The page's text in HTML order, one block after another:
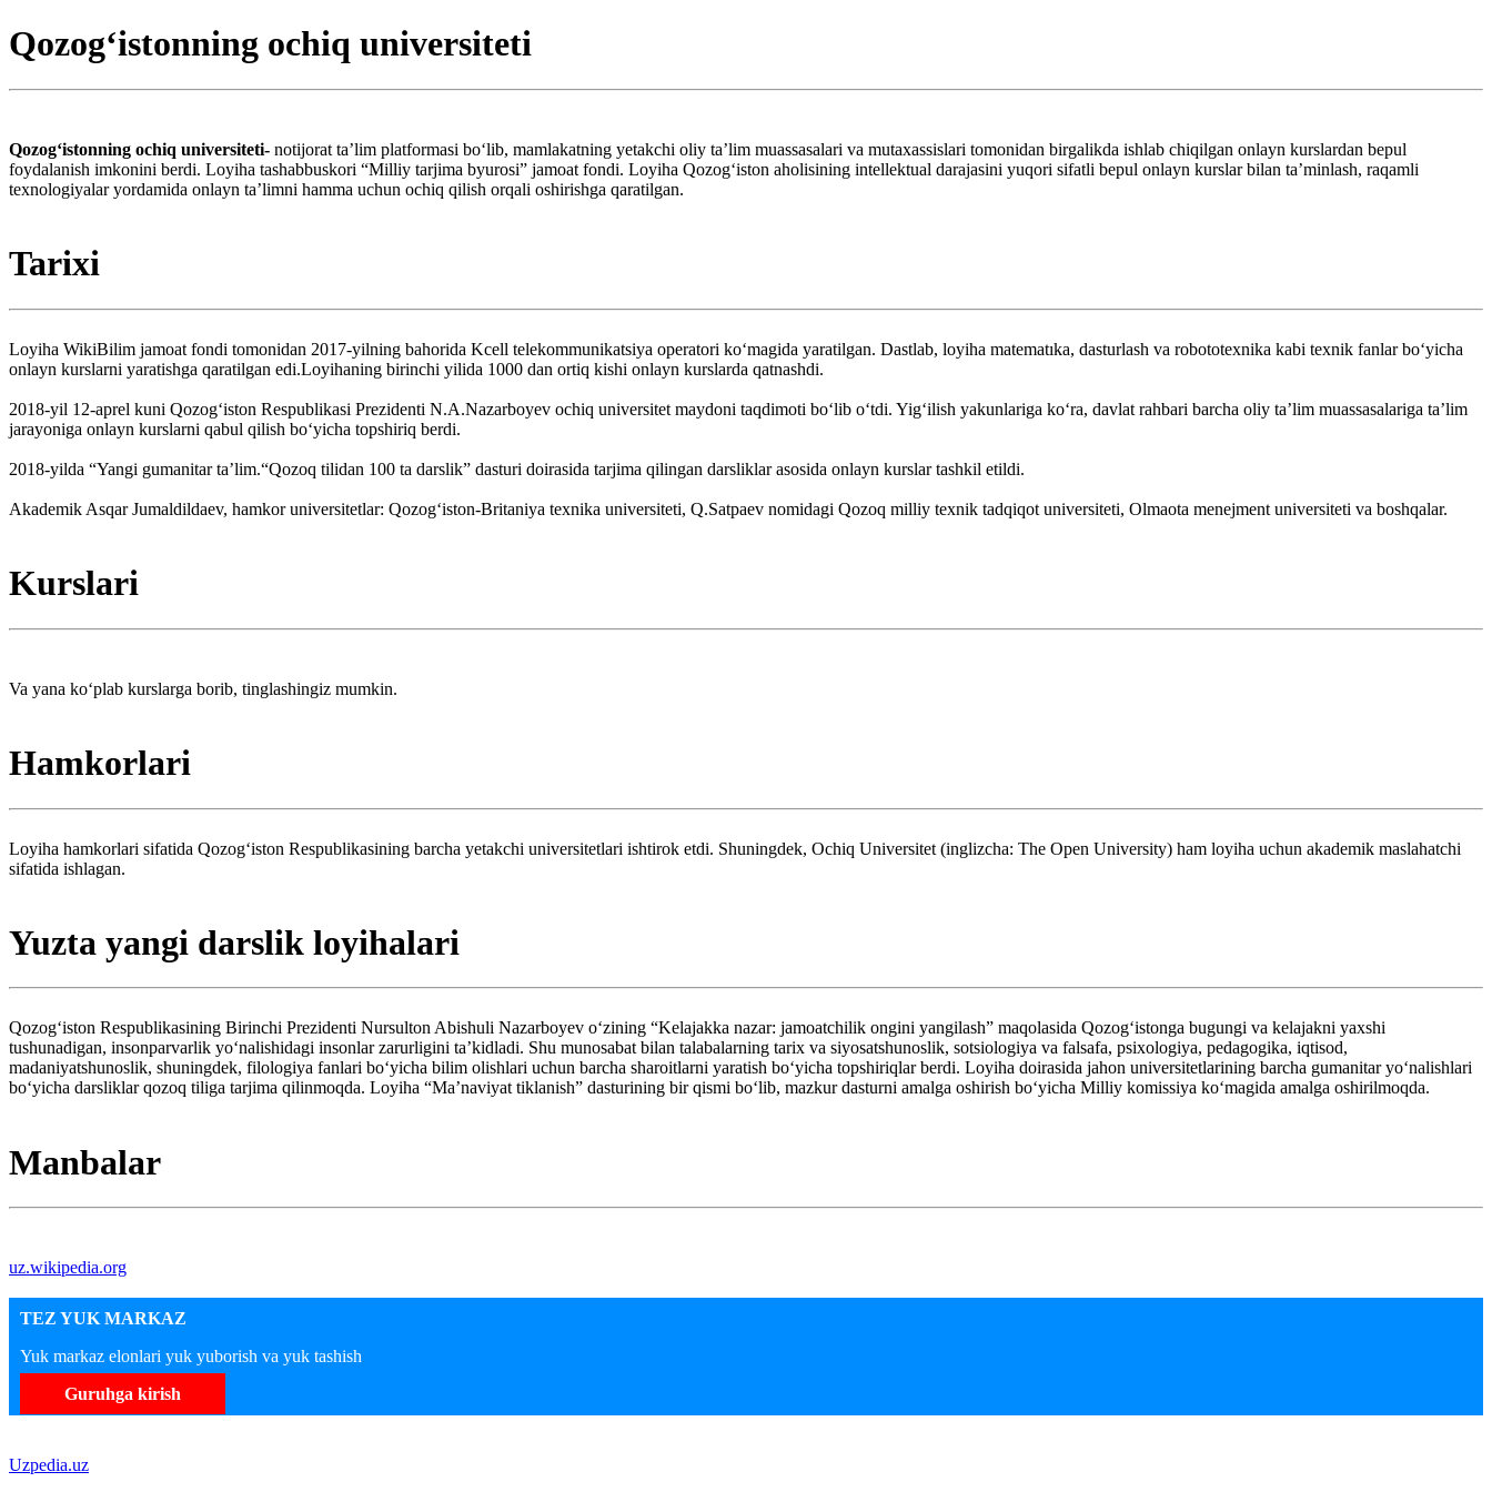
Qozog‘istonning ochiq universiteti
Qozogʻistonning ochiq universiteti- notijorat ta’lim platformasi boʻlib, mamlakatning yetakchi oliy ta’lim muassasalari va mutaxassislari tomonidan birgalikda ishlab chiqilgan onlayn kurslardan bepul
foydalanish imkonini berdi. Loyiha tashabbuskori “Milliy tarjima byurosi” jamoat fondi. Loyiha Qozogʻiston aholisining intellektual darajasini yuqori sifatli bepul onlayn kurslar bilan ta’minlash, raqamli
texnologiyalar yordamida onlayn ta’limni hamma uchun ochiq qilish orqali oshirishga qaratilgan.
Tarixi
Loyiha WikiBilim jamoat fondi tomonidan 2017-yilning bahorida Kcell telekommunikatsiya operatori koʻmagida yaratilgan. Dastlab, loyiha matematıka, dasturlash va robototexnika kabi texnik fanlar boʻyicha
onlayn kurslarni yaratishga qaratilgan edi.Loyihaning birinchi yilida 1000 dan ortiq kishi onlayn kurslarda qatnashdi.
2018-yil 12-aprel kuni Qozogʻiston Respublikasi Prezidenti N.A.Nazarboyev ochiq universitet maydoni taqdimoti boʻlib oʻtdi. Yigʻilish yakunlariga koʻra, davlat rahbari barcha oliy ta’lim muassasalariga ta’lim
jarayoniga onlayn kurslarni qabul qilish boʻyicha topshiriq berdi.
2018-yilda “Yangi gumanitar ta’lim.“Qozoq tilidan 100 ta darslik” dasturi doirasida tarjima qilingan darsliklar asosida onlayn kurslar tashkil etildi.
Akademik Asqar Jumaldildaev, hamkor universitetlar: Qozogʻiston-Britaniya texnika universiteti, Q.Satpaev nomidagi Qozoq milliy texnik tadqiqot universiteti, Olmaota menejment universiteti va boshqalar.
Kurslari
Va yana koʻplab kurslarga borib, tinglashingiz mumkin.
Hamkorlari
Loyiha hamkorlari sifatida Qozogʻiston Respublikasining barcha yetakchi universitetlari ishtirok etdi. Shuningdek, Ochiq Universitet (inglizcha: The Open University) ham loyiha uchun akademik maslahatchi
sifatida ishlagan.
Yuzta yangi darslik loyihalari
Qozogʻiston Respublikasining Birinchi Prezidenti Nursulton Abishuli Nazarboyev oʻzining “Kelajakka nazar: jamoatchilik ongini yangilash” maqolasida Qozogʻistonga bugungi va kelajakni yaxshi
tushunadigan, insonparvarlik yoʻnalishidagi insonlar zarurligini ta’kidladi. Shu munosabat bilan talabalarning tarix va siyosatshunoslik, sotsiologiya va falsafa, psixologiya, pedagogika, iqtisod,
madaniyatshunoslik, shuningdek, filologiya fanlari boʻyicha bilim olishlari uchun barcha sharoitlarni yaratish boʻyicha topshiriqlar berdi. Loyiha doirasida jahon universitetlarining barcha gumanitar yoʻnalishlari
boʻyicha darsliklar qozoq tiliga tarjima qilinmoqda. Loyiha “Ma’naviyat tiklanish” dasturining bir qismi boʻlib, mazkur dasturni amalga oshirish boʻyicha Milliy komissiya koʻmagida amalga oshirilmoqda.
Manbalar
uz.wikipedia.org
TEZ YUK MARKAZ
Yuk markaz elonlari yuk yuborish va yuk tashish
Guruhga kirish
Uzpedia.uz